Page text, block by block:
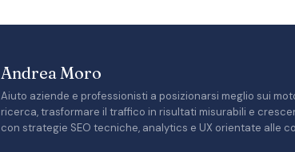
Andrea Moro
Aiuto aziende e professionisti a posizionarsi meglio sui
ricerca, trasformare il traffico in risultati misurabili e
con strategie SEO tecniche, analytics e UX orientate alle